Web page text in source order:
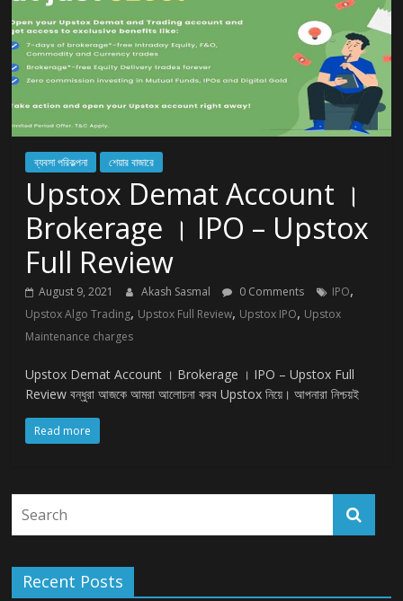
ব্যবসা পরিকল্পনা শেয়ার বাজারে
Upstox Demat Account ।
Brokerage । IPO – Upstox
Full Review
August 9, 2021 Akash Sasmal 0 Comments IPO,
Upstox Algo Trading, Upstox Full Review, Upstox IPO, Upstox
Maintenance charges
Upstox Demat Account । Brokerage । IPO – Upstox Full
Review বন্ধুরা আজকে আমরা আলোচনা করব Upstox নিয়ে। আপনারা নিশ্চয়ই
Read more
Recent Posts